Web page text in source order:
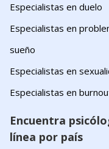
Especialistas en duelo
Especialistas en
sueño
Especialistas en
Especialistas en
Encuentra
línea por país